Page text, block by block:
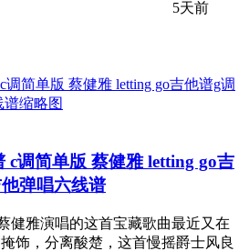
5天前
c调简单版 蔡健雅 letting go吉
弹唱六线谱
健雅演唱的这首宝藏歌曲最近又在
饰，分离酸楚，这首慢摇爵士风良